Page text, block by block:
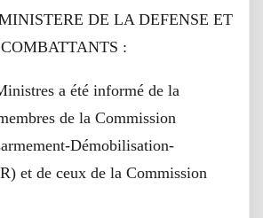
DE LA DEFENSE ET
:
a été informé de la
de la Commission
Démobilisation-
et de ceux de la Commission